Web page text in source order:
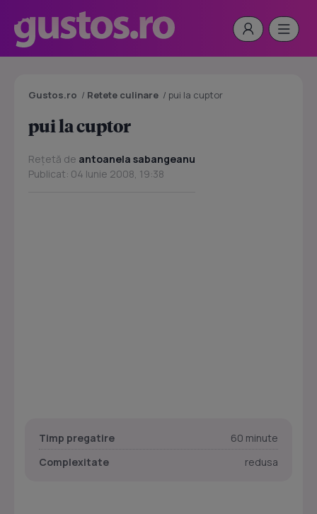
Gustos.ro / Retete culinare / pui la cuptor
pui la cuptor
Rețetă de antoanela sabangeanu
Publicat: 04 Iunie 2008, 19:38
Timp pregatire
60 minute
Complexitate
redusa